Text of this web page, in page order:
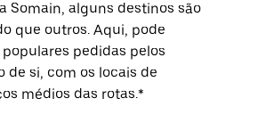
Somain, alguns destinos são
que outros. Aqui, pode
pedidas pelos
de si, com os locais de
médios das rotas.*